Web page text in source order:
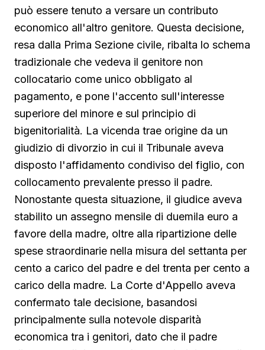
può essere tenuto a versare un contributo
economico all'altro genitore. Questa decisione,
resa dalla Prima Sezione civile, ribalta lo schema
tradizionale che vedeva il genitore non
collocatario come unico obbligato al
pagamento, e pone l'accento sull'interesse
superiore del minore e sul principio di
bigenitorialità. La vicenda trae origine da un
giudizio di divorzio in cui il Tribunale aveva
disposto l'affidamento condiviso del figlio, con
collocamento prevalente presso il padre.
Nonostante questa situazione, il giudice aveva
stabilito un assegno mensile di duemila euro a
favore della madre, oltre alla ripartizione delle
spese straordinarie nella misura del settanta per
cento a carico del padre e del trenta per cento a
carico della madre. La Corte d'Appello aveva
confermato tale decisione, basandosi
principalmente sulla notevole disparità
economica tra i genitori, dato che il padre